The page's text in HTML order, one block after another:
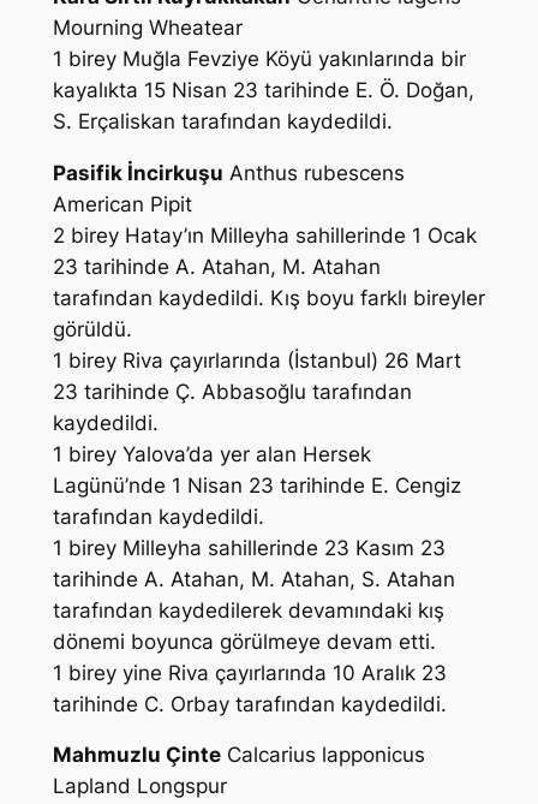
Mourning Wheatear
1 birey Muğla Fevziye Köyü yakınlarında bir
kayalıkta 15 Nisan 23 tarihinde E. Ö. Doğan,
S. Erçaliskan tarafından kaydedildi.
Pasifik İncirkuşu Anthus rubescens
American Pipit
2 birey Hatay’ın Milleyha sahillerinde 1 Ocak
23 tarihinde A. Atahan, M. Atahan
tarafından kaydedildi. Kış boyu farklı bireyler
görüldü.
1 birey Riva çayırlarında (İstanbul) 26 Mart
23 tarihinde Ç. Abbasoğlu tarafından
kaydedildi.
1 birey Yalova’da yer alan Hersek
Lagünü’nde 1 Nisan 23 tarihinde E. Cengiz
tarafından kaydedildi.
1 birey Milleyha sahillerinde 23 Kasım 23
tarihinde A. Atahan, M. Atahan, S. Atahan
tarafından kaydedilerek devamındaki kış
dönemi boyunca görülmeye devam etti.
1 birey yine Riva çayırlarında 10 Aralık 23
tarihinde C. Orbaytarafından kaydedildi.
Mahmuzlu Çinte Calcarius lapponicus
Lapland Longspur